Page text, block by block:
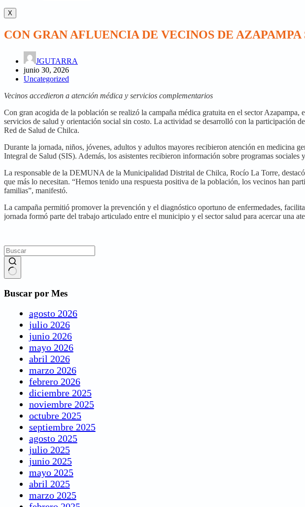
X
CON GRAN AFLUENCIA DE VECINOS DE
JGUTARRA
junio 30, 2026
Uncategorized
Vecinos accedieron a atención médica y servicios complementarios
Con gran acogida de la población se realizó la campaña médica gratuita en el sector
servicios de salud y orientación social sin costo. La actividad se desarrolló con la
Red de Salud de Chilca.
Durante la jornada, niños, jóvenes, adultos y adultos mayores recibieron atención en medicina
Integral de Salud (SIS). Además, los asistentes recibieron información sobre programas
La responsable de la DEMUNA de la Municipalidad Distrital de Chilca, Rocío La Torre,
que más lo necesitan. “Hemos tenido una respuesta positiva de la población, los vecinos han
familias”, manifestó.
La campaña permitió promover la prevención y el diagnóstico oportuno de enfermedades,
jornada formó parte del trabajo articulado entre el municipio y el sector salud para acercar una
Buscar por Mes
agosto 2026
julio 2026
junio 2026
mayo 2026
abril 2026
marzo 2026
febrero 2026
diciembre 2025
noviembre 2025
octubre 2025
septiembre 2025
agosto 2025
julio 2025
junio 2025
mayo 2025
abril 2025
marzo 2025